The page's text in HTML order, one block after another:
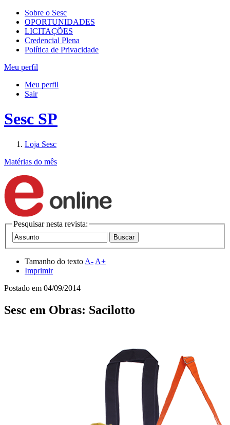
Sobre o Sesc
OPORTUNIDADES
LICITAÇÕES
Credencial Plena
Política de Privacidade
Meu perfil
Meu perfil
Sair
Sesc SP
Loja Sesc
Matérias do mês
Pesquisar nesta revista:
Tamanho do texto A- A+
Imprimir
Postado em 04/09/2014
Sesc em Obras: Sacilotto